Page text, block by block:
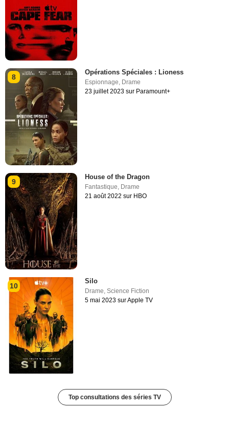
8
Opérations Spéciales : Lioness
Espionnage, Drame
23 juillet 2023 sur Paramount+
9
House of the Dragon
Fantastique Drame
21 août 2022 sur HBO
10
Silo
Drame,Science Fiction
5 mai 2023 sur Apple TV
Top consultations des séries TV